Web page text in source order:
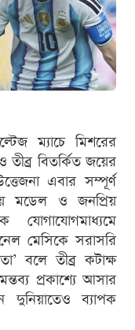
ম্যাচে মিশরের
তীব্র বিতর্কিত জয়ের
এবার সম্পূর্ণ
মডেল ও জনপ্রিয়
যোগাযোগমাধ্যমে
মেসিকে সরাসরি
বলে তীব্র কটাক্ষ
প্রকাশ্যে আসার
ব্যাপক